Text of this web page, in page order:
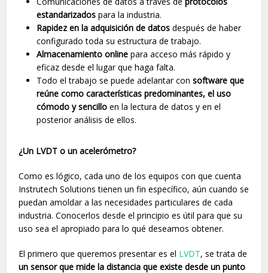
estandarizados para la industria.
Rapidez en la adquisición de datos después de haber
configurado toda su estructura de trabajo.
Almacenamiento online para acceso más rápido y
eficaz desde el lugar que haga falta.
Todo el trabajo se puede adelantar consoftware que
reúne como características predominantes, el uso
cómodo y sencillo en la lectura de datos y en el
posterior análisis de ellos.
¿Un LVDT o un acelerómetro?
Como es lógico, cada uno de los equipos con que cuenta
Instrutech Solutions tienen un fin específico, aún cuando se
puedan amoldar a las necesidades particulares de cada
industria. Conocerlos desde el principio es útil para que su
uso sea el apropiado para lo qué deseamos obtener.
El primero que queremos presentar es el LVDT, se trata de
un sensor que mide la distancia que existe desde un punto